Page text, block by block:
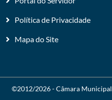
Política de Privacidade
Mapa do Site
©2012/2026 -Câmara